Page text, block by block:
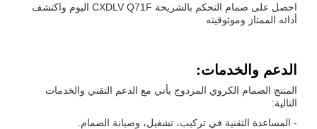
احصل على صمام التحكم بالشريحة CXDLV Q71F اليوم واكتشف
أدائه الممتاز وموثوقيته
الدعم والخدمات:
المنتج الصمام الكروي المزدوج يأتي مع الدعم التقني والخدمات
التالية:
- المساعدة التقنية في تركيب، تشغيل، وصيانة الصمام.